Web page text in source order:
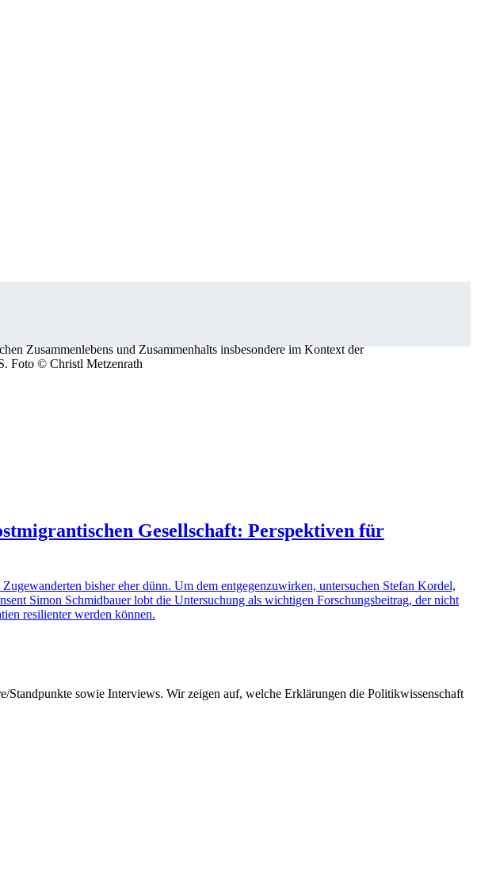
Zusammenlebens und Zusammenhalts insbesondere im Kontext der
Foto © Christl Metzenrath
Gesellschaft: Perspektiven für
Zugewanderten bisher eher dünn. Um dem entgegenzuwirken, untersuchen Stefan Kordel,
Simon Schmidbauer lobt die Untersuchung als wichtigen Forschungsbeitrag, der nicht
resilienter werden können.
sowie Interviews. Wir zeigen auf, welche Erklärungen die Politikwissenschaft